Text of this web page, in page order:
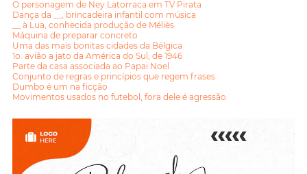
O personagem de Ney Latorraca em TV Pirata
Dança da __, brincadeira infantil com música
__ à Lua, conhecida produção de Méliès
Máquina de preparar concreto
Uma das mais bonitas cidades da Bélgica
1o. avião a jato da América do Sul, de 1946
Parte da casa associada ao Papai Noel
Conjunto de regras e princípios que regem frases
Dumbo é um na ficção
Movimentos usados no futebol, fora dele é agressão